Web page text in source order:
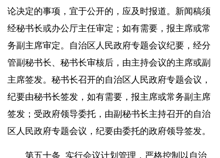
论决定的事项，宜于公开的，应及时报道。新闻稿须
经秘书长或办公厅主任审定；如有需要，报主席或常
务副主席审定。自治区人民政府专题会议纪要，经分
管副秘书长、秘书长审核后，由主持会议的主席或副
主席签发。秘书长召开的自治区人民政府专题会议，
纪要由秘书长签发，如有需要，报主席或常务副主席
签发；受政府领导委托，由副秘书长主持召开的自治
区人民政府专题会议，纪要由委托的政府领导签发。
第五十条 实行会议计划管理，严格控制以自治